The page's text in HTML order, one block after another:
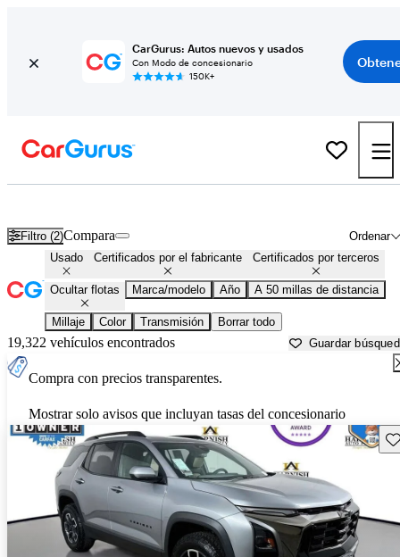
CarGurus: Autos nuevos y usados
Con Modo de concesionario
150K+
Filtro (2) Ordenar
Compara
Usado Certificados por el fabricante Certificados por terceros
Ocultar flotas Marca/modelo Año A 50 millas de distancia
Millaje Color Transmisión Borrar todo
19,322 vehículos encontrados Guardar
Compra con precios transparentes.
Mostrar solo avisos que incluyan tasas del concesionario